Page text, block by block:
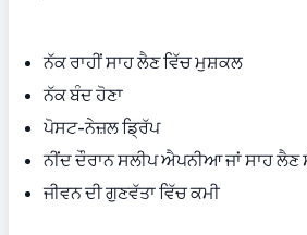
ਨੱਕ ਰਾਹੀਂ ਸਾਹ ਲੈਣ ਵਿੱਚ ਮੁਸ਼ਕਲ
ਨੱਕ ਬੰਦ ਹੋਣਾ
ਪੋਸਟ-ਨੇਜ਼ਲ ਡ੍ਰਿੱਪ
ਨੀਂਦ ਦੌਰਾਨ ਸਲੀਪ ਐਪਨੀਆ ਜਾਂ ਸਾਹ ਲੈਣ
ਜੀਵਨ ਦੀ ਗੁਣਵੱਤਾ ਵਿੱਚ ਕਮੀ